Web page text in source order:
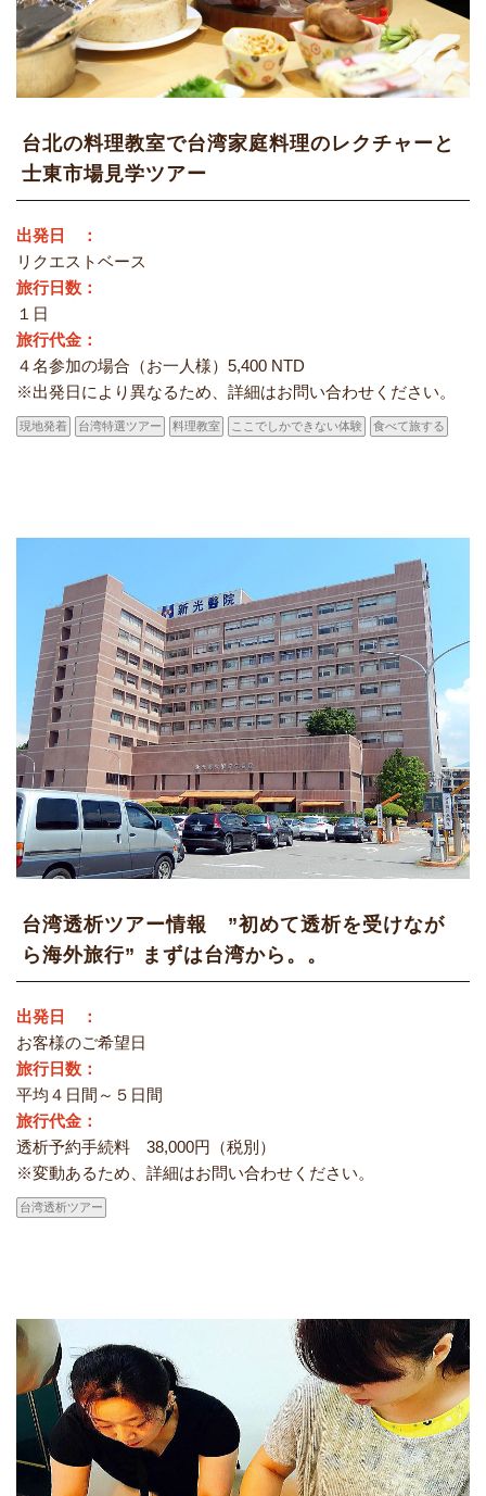
台北の料理教室で台湾家庭料理のレクチャーと
士東市場見学ツアー
出発日 ：
リクエストベース
旅行日数：
１日
旅行代金：
４名参加の場合（お一人様）5,400 NTD
※出発日により異なるため、詳細はお問い合わせください。
現地発着 台湾特選ツアー 料理教室 ここでしかできない体験 食べて旅する
台湾透析ツアー情報 ”初めて透析を受けなが
ら海外旅行” まずは台湾から。。
出発日 ：
お客様のご希望日
旅行日数：
平均４日間～５日間
旅行代金：
透析予約手続料 38,000円（税別）
※変動あるため、詳細はお問い合わせください。
台湾透析ツアー